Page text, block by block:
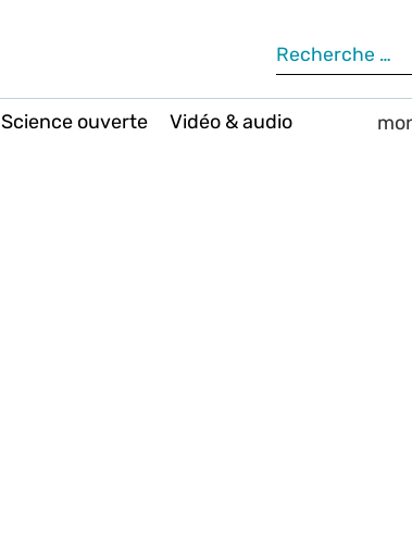
Science ouverte Vidéo & audio